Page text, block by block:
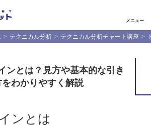
メニュー
テクニカル分析 テクニカル分析チャート講座
ンとは？見方や基本的な引き
をわかりやすく解説
ンとは